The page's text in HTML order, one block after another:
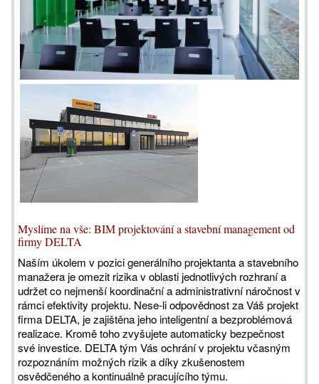
Myslíme na vše: BIM projektování a stavební management od
firmy DELTA
Naším úkolem v pozici generálního projektanta a stavebního
manažera je omezit rizika v oblasti jednotlivých rozhraní a
udržet co nejmenší koordinační a administrativní náročnost v
rámci efektivity projektu. Nese-li odpovědnost za Váš projekt
firma DELTA, je zajištěna jeho inteligentní a bezproblémová
realizace. Kromě toho zvyšujete automaticky bezpečnost
své investice. DELTA tým Vás ochrání v projektu včasným
rozpoznáním možných rizik a díky zkušenostem
osvědčeného a kontinuálně pracujícího týmu.